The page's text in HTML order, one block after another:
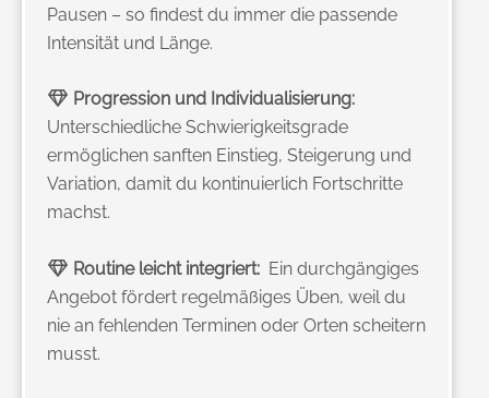
Pausen – so findest du immer die passende
Intensität und Länge.
Progression und Individualisierung:
Unterschiedliche Schwierigkeitsgrade
ermöglichen sanften Einstieg, Steigerung und
Variation, damit du kontinuierlich Fortschritte
machst.
Routine leicht integriert: Ein durchgängiges
Angebot fördert regelmäßiges Üben, weil du
nie an fehlenden Terminen oder Orten scheitern
musst.